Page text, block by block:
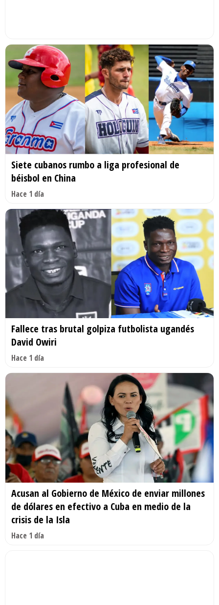
Siete cubanos rumbo a liga profesional de
béisbol en China
Hace 1 día
Fallece tras brutal golpiza futbolista ugandés
David Owiri
Hace 1 día
Acusan al Gobierno de México de enviar millones
de dólares en efectivo a Cuba en medio de la
crisis de la Isla
Hace 1 día